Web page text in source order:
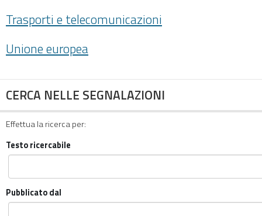
Trasporti e telecomunicazioni
Unione europea
CERCA NELLE SEGNALAZIONI
Effettua la ricerca per:
Testo ricercabile
Pubblicato dal